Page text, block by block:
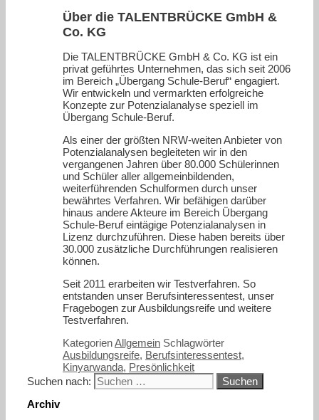
Über die TALENTBRÜCKE GmbH &
Co. KG
Die TALENTBRÜCKE GmbH & Co. KG ist ein
privat geführtes Unternehmen, das sich seit 2006
im Bereich „Übergang Schule-Beruf“ engagiert.
Wir entwickeln und vermarkten erfolgreiche
Konzepte zur Potenzialanalyse speziell im
Übergang Schule-Beruf.
Als einer der größten NRW-weiten Anbieter von
Potenzialanalysen begleiteten wir in den
vergangenen Jahren über 80.000 Schülerinnen
und Schüler aller allgemeinbildenden,
weiterführenden Schulformen durch unser
bewährtes Verfahren. Wir befähigen darüber
hinaus andere Akteure im Bereich Übergang
Schule-Beruf eintägige Potenzialanalysen in
Lizenz durchzuführen. Diese haben bereits über
30.000 zusätzliche Durchführungen realisieren
können.
Seit 2011 erarbeiten wir Testverfahren. So
entstanden unser Berufsinteressentest, unser
Fragebogen zur Ausbildungsreife und weitere
Testverfahren.
KategorienAllgemein Schlagwörter
Ausbildungsreife, Berufsinteressentest,
Kinyarwanda, Presönlichkeit
Suchen nach:
Archiv